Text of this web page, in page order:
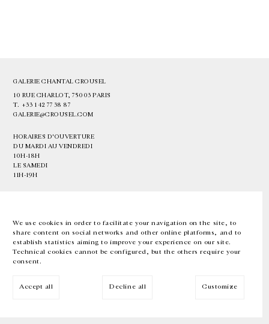
We use cookies in order to facilitate your navigation on the site, to
share content on social networks and other online platforms, and to
establish statistics aiming to improve your experience on our site.
Technical cookies cannot be configured, but the others require your
consent.
Accept all Decline all Customize
GALERIE CHANTAL CROUSEL
10 RUE CHARLOT, 75003 PARIS
T. +33 1 42 77 38 87
GALERIE@CROUSEL.COM
HORAIRES D'OUVERTURE
DU MARDI AU VENDREDI
10H-18H
LE SAMEDI
11H-19H
EN FR 中文 Facebook Instagram
Inscrivez-vous à notre newsletter